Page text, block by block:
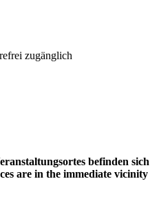
zugänglich
befinden sich
are in the immediate vicinity